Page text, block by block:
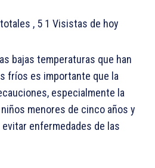
, 5 1 Visistas de hoy
bajas temperaturas que han
fríos es importante que la
especialmente la
menores de cinco años y
enfermedades de las